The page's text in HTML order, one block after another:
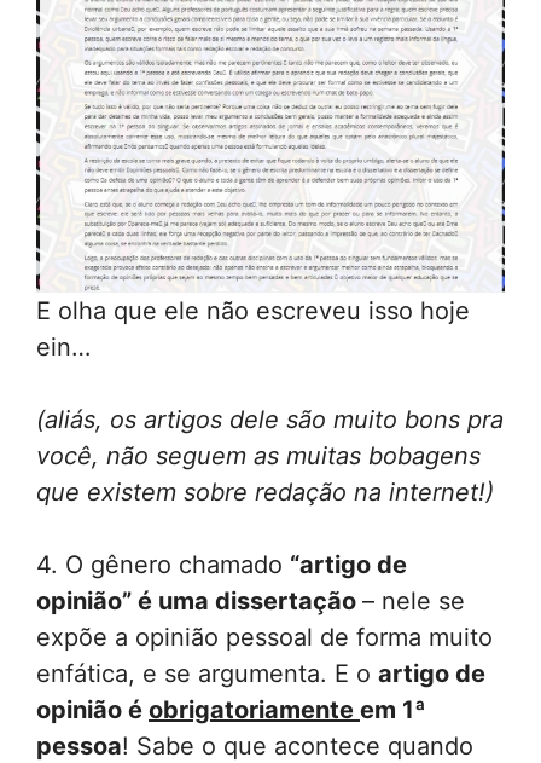
E olha que ele não escreveu isso hoje
ein…
(aliás, os artigos dele são muito bons pra
você, não seguem as muitas bobagens
que existem sobre redação na internet!)
4. O gênero chamado “artigo de
opinião” é uma dissertação – nele se
expõe a opinião pessoal de forma muito
enfática, e se argumenta. E o artigo de
opinião é obrigatoriamente em 1ª
pessoa! Sabe o que acontece quando